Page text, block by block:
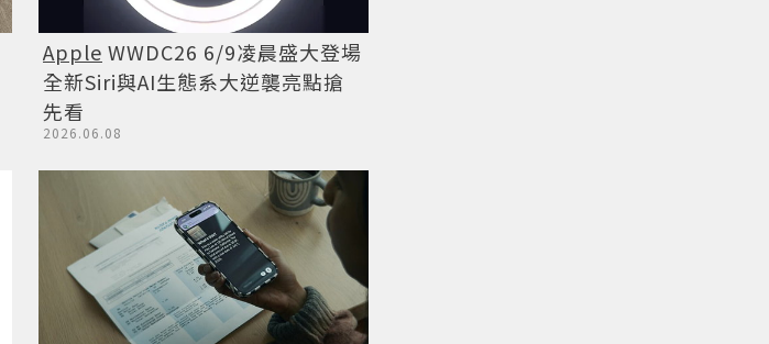
Apple WWDC26 6/9凌晨盛大登場
全新Siri與AI生態系大逆襲亮點搶
先看
2026.06.08